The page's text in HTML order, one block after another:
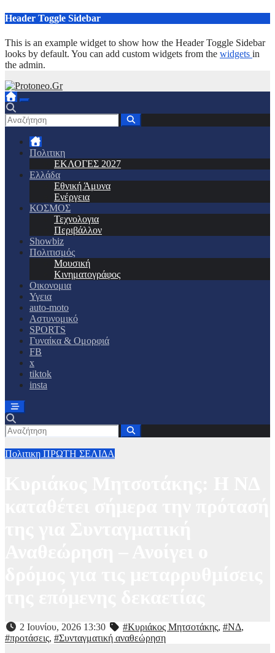
Μετάβαση
περιεχόμενο
Header Toggle Sidebar
This is an example widget to show how the Header Toggle Sidebar
looks by default. You can add custom widgets from the widgets in
the admin.
Πολιτικη
ΕΚΛΟΓΕΣ 2027
Ελλάδα
Εθνική Άμυνα
Ενέργεια
ΚΟΣΜΟΣ
Τεχνολογια
Περιβάλλον
Showbiz
Πολιτισμός
Μουσική
Κινηματογράφος
Οικονομια
Υγεια
auto-moto
Αστυνομικό
SPORTS
Γυναίκα & Ομορφιά
FB
x
tiktok
insta
Πολιτικη ΠΡΩΤΗ ΣΕΛΙΔΑ
2 Ιουνίου, 2026 13:30 #Κυριάκος Μητσοτάκης, #ΝΔ,
#προτάσεις, #Συνταγματική αναθεώρηση